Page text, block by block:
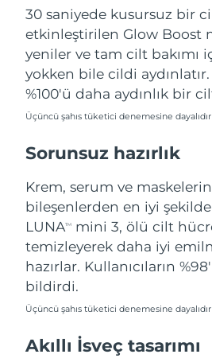
30 saniyede kusursuz bir
etkinleştirilen Glow Boost
yeniler ve tam cilt bakımı
yokken bile cildi aydınlatır.
%100'ü daha aydınlık bir
Üçüncü şahıs tüketici denemesine dayalıdır
Sorunsuz hazırlık
Krem, serum ve
bileşenlerden en iyi şekilde
LUNATM
mini 3, ölü cilt
temizleyerek daha iyi
hazırlar. Kullanıcıların
bildirdi.
Üçüncü şahıs tüketici denemesine dayalıdır
Akıllı İsveç tasarımı
İsviçre
Tayvan
Tayland
Türkiye
Birleşik Arap
Emirlikleri
Birleşik Krallık
Amerika Birleşik
Devletleri
Özbekistan
Vietnam